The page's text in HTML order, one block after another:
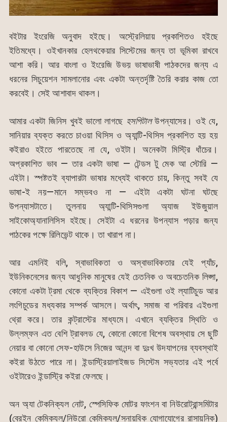
বইটার ইংরেজি অনুবাদ হইছে। অস্ট্রেলিয়ায় প্রকাশিতও হইছে
ইতিমধ্যে। ওইখানকার হেলথকেয়ার সিস্টেমের জন্য তা ভূমিকা রাখবে
আশা করি। আর বাংলা ও ইংরেজি উভয় ভাষাভাষী পাঠকদের জন্য এ
ধরনের সিচুয়েশন সামলানোর এবং একটা অন্তর্দৃষ্টি তৈরি করার কাজ তো
করবেই। সেই আশাবাদ থাকল।
আমার একটা জিনিস খুবই ভালো লাগছে হসপিটালউপন্যাসের। ওই যে,
সানিয়ার ব্যক্ত করতে চাওয়া থিসিস ও অ্যান্টি-থিসিস প্রকাশিত হয় হয়
কইরাও হইতে পারতেছে না যে, ওইটা। অনেকটা মিস্ট্রি ধাঁচের।
অপ্রকাশিত ভাব — তার একটা ভাষা — টেন্ডস টু মেক আ স্টোরি —
এইটা। স্পষ্টতই ব্যাপারটা ভাষার মধ্যেই থাকতে চায়, কিন্তু সবই যে
ভাষা-ই নয়—মানে সম্ভবও না — এইটা একটা ঘটনা ঘটছে
উপন্যাসটাতে। তুলনায় অ্যান্টি-থিসিসগুলা অ্যাজ ইউজুয়াল
সাইকোঅ্যানালিসিস হইছে। সেইটা এ ধরনের উপন্যাস পড়ার জন্য
পাঠকের পক্ষে রিলিভেন্ট থাকে। তা খারাপ না।
আর এমনিই বলি, স্বাভাবিকতা ও অস্বাভাবিকতার যেই প্যাঁচ,
ইউনিকনেসের জন্য আধুনিক মানুষের যেই চেতনিক ও অবচেতনিক লিপ্সা,
কোনো একটা ট্রমা থেকে ব্যক্তির বিকাশ — এইগুলা ওই ল্যাটিচুড আর
লংগিচুডের মধ্যকার সম্পর্ক আসলে। অর্থাৎ, সমাজ বা পরিবার এইগুলা
থ্রো করে। তার কন্ট্রাস্টের মাধ্যমে। এখানে ব্যক্তির স্থিতি ও
উল্লম্ফন এত বেশি ট্রাবলড যে, কোনো কোনো বিশেষ অবস্থায় সে ছুটি
নেয়ার বা কোনো সেফ-হাউসে নিজের আনন্দ বা দুঃখ উদযাপনের ব্যবস্থাই
কইরা উঠতে পারে না। ইন্ডাস্ট্রিয়ালাইজড সিস্টেম সভ্যতার এই পর্বে
ওইটারেও ইন্ডাস্ট্রি কইরা ফেলছে।
অন অ্যা টেকনিক্যল নোট, স্পেসিফিক মোটর ফাংশন বা নিউরোট্রান্সমিটার
(ব্রেইন কেমিক্যল/নিউরো কেমিক্যল/স্নায়বিক যোগাযোগের রাসায়নিক)